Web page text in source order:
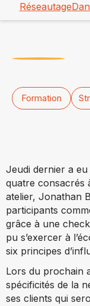
Réseautage
Formation
Jeudi dernier a eu
quatre consacrés
atelier, Jonathan
participants
grâce à une
pu s’exercer à
six principes
Lors du prochain
spécificités de la
ses clients qui